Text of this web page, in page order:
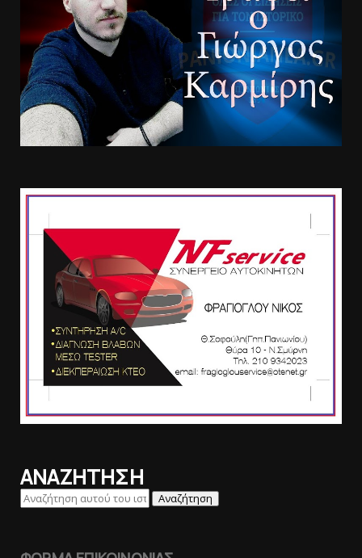
ΑΝΑΖΗΤΗΣΗ